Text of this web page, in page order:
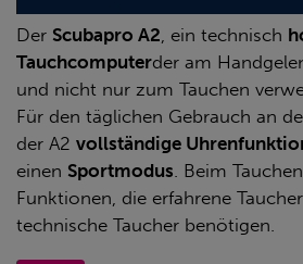
Der Scubapro A2 , ein technisch
Tauchcomputerder am
und nicht nur zum Tauchen
Für den täglichen Gebrauch an
der A2 vollständige
einen Sportmodus . Beim
Funktionen, die erfahrene
technische Taucher benötigen.